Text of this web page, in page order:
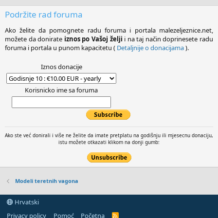
Podržite rad foruma
Ako želite da pomognete radu foruma i portala malezeljeznice.net,
možete da donirate iznos po Vašoj želji i na taj način doprinesete radu
foruma i portala u punom kapacitetu ( Detaljnije o donacijama).
Iznos donacije
Korisnicko ime sa foruma
Ako ste već donirali i više ne želite da imate pretplatu na godišnju ili mjesecnu donaciju,
istu možete otkazati klikom na donji gumb:
Modeli teretnih vagona
Hrvatski
Privacy policy
Pomoć Početna R